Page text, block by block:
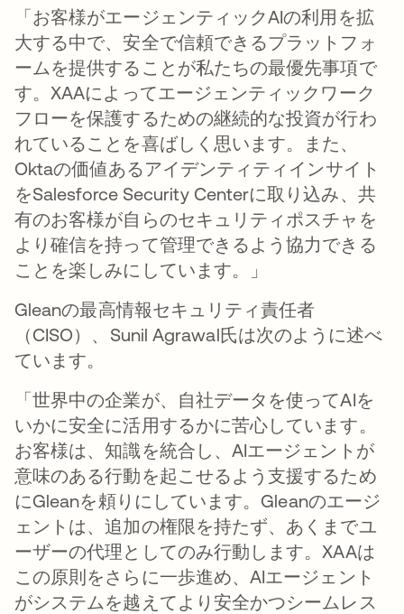
「お客様がエージェンティックAIの利用を拡
大する中で、安全で信頼できるプラットフォ
ームを提供することが私たちの最優先事項で
す。XAAによってエージェンティックワーク
フローを保護するための継続的な投資が行わ
れていることを喜ばしく思います。また、
Oktaの価値あるアイデンティティインサイト
をSalesforce Security Centerに取り込み、共
有のお客様が自らのセキュリティポスチャを
より確信を持って管理できるよう協力できる
ことを楽しみにしています。」
Gleanの最高情報セキュリティ責任者
（CISO）、Sunil Agrawal氏は次のように述べ
ています。
「世界中の企業が、自社データを使ってAIを
いかに安全に活用するかに苦心しています。
お客様は、知識を統合し、AIエージェントが
意味のある行動を起こせるよう支援するため
にGleanを頼りにしています。Gleanのエージ
ェントは、追加の権限を持たず、あくまでユ
ーザーの代理としてのみ行動します。XAAは
この原則をさらに一歩進め、AIエージェント
がシステムを越えてより安全かつシームレス